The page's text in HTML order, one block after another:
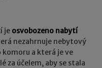
je osvobozeno nabytí
nezahrnuje nebytový
komoru a která je ve
za účelem, aby se stala